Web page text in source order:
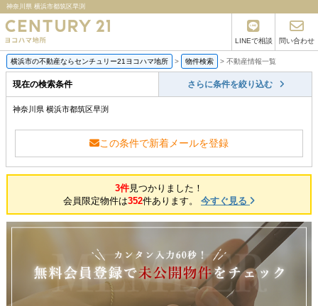
神奈川県 横浜市都筑区早渕
LINEで相談 問い合わせ
横浜市の不動産ならセンチュリー21ヨコハマ地所 > 物件検索 > 不動産情報一覧
現在の検索条件 さらに条件を絞り込む
神奈川県 横浜市都筑区早渕
この条件で新着メールを登録
3件見つかりました！
会員限定物件は352件あります。 今すぐ見る